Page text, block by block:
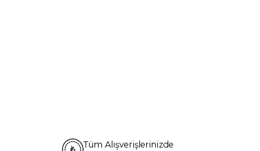
Tüm Alışverişlerinizde